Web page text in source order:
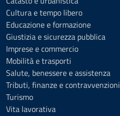
Cultura e tempo libero
Educazione e formazione
Giustizia e sicurezza pubblica
Imprese e commercio
Mobilità e trasporti
Salute, benessere e assistenza
Tributi, finanze e contravvenzioni
Turismo
Vita lavorativa